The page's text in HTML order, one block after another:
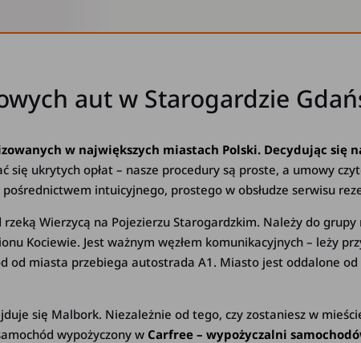
aut w Starogardzie
w największych miastach Polski. Decydując się
się ukrytych opłat – nasze procedury są proste, a umowy
intuicyjnego, prostego w obsłudze serwisu
Wierzycą na Pojezierzu Starogardzkim. Należy do grupy
Kociewie. Jest ważnym węzłem komunikacyjnych – leży
miasta przebiega autostrada A1. Miasto jest oddalone od
się Malbork. Niezależnie od tego, czy zostaniesz w
wypożyczony w Carfree – wypożyczalni